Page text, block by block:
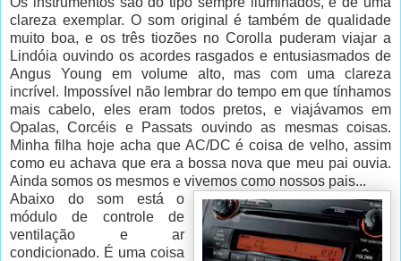
clareza exemplar. O som original é também de qualidade
muito boa, e os três tiozões no Corolla puderam viajar a
Lindóia ouvindo os acordes rasgados e entusiasmados de
Angus Young em volume alto, mas com uma clareza
incrível. Impossível não lembrar do tempo em que tínhamos
mais cabelo, eles eram todos pretos, e viajávamos em
Opalas, Corcéis e Passats ouvindo as mesmas coisas.
Minha filha hoje acha que AC/DC é coisa de velho, assim
como eu achava que era a bossa nova que meu pai ouvia.
Ainda somos os mesmos e vivemos como nossos pais...
Abaixo do som está o
módulo de controle de
ventilação e ar
condicionado. É uma coisa